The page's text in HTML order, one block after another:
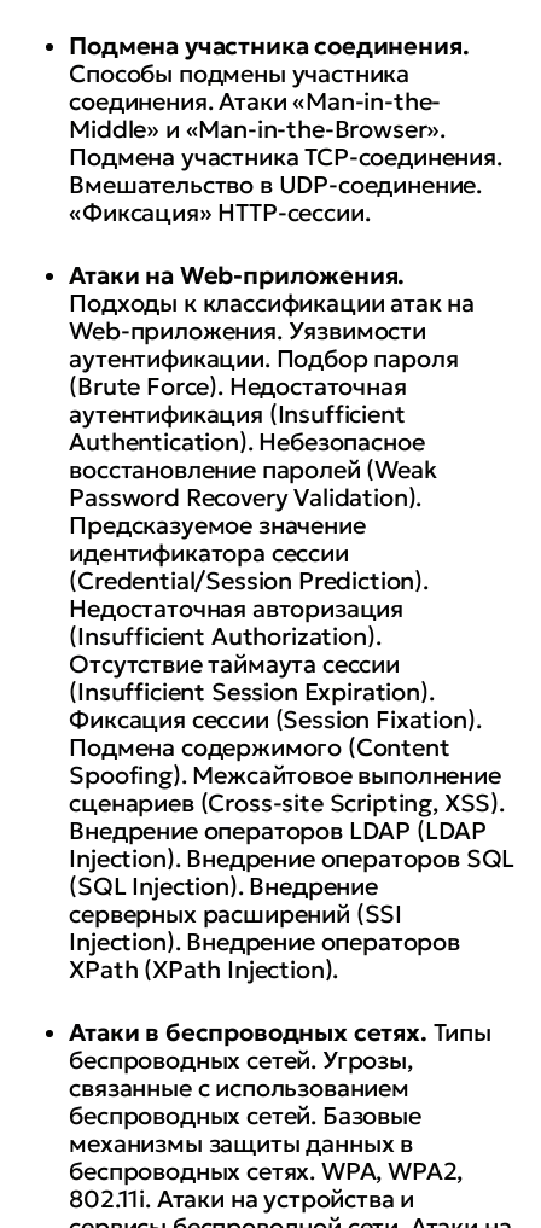
Подмена участника соединения.
Способы подмены участника
соединения. Атаки «Man-in-the-
Middle» и «Man-in-the-Browser».
Подмена участника ТСР-соединения.
Вмешательство в UDP-соединение.
«Фиксация» HTTP-сессии.
Атаки на Web-приложения.
Подходы к классификации атак на
Web-приложения. Уязвимости
аутентификации. Подбор пароля
(Brute Force). Недостаточная
аутентификация (Insufficient
Authentication). Небезопасное
восстановление паролей (Weak
Password Recovery Validation).
Предсказуемое значение
идентификатора сессии
(Credential/Session Prediction).
Недостаточная авторизация
(Insufficient Authorization).
Отсутствие таймаута сессии
(Insufficient Session Expiration).
Фиксация сессии (Session Fixation).
Подмена содержимого (Content
Spoofing). Межсайтовое выполнение
сценариев (Cross-site Scripting, XSS).
Внедрение операторов LDAP (LDAP
Injection). Внедрение операторов SQL
(SQL Injection). Внедрение
серверных расширений (SSI
Injection). Внедрение операторов
XPath (XPath Injection).
Атаки в беспроводных сетях. Типы
беспроводных сетей. Угрозы,
связанные с использованием
беспроводных сетей. Базовые
механизмы защиты данных в
беспроводных сетях. WPA, WPA2,
802.11i. Атаки на устройства и